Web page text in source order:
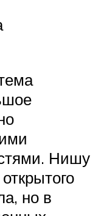
Нишу
но в